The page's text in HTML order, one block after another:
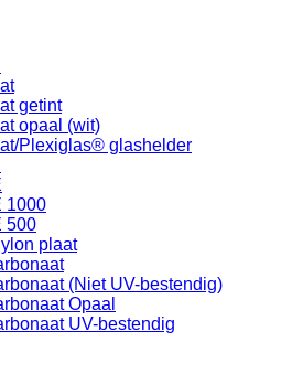
getint
opaal (wit)
Plexiglas® glashelder
1000
500
plaat
(Niet UV-bestendig)
Opaal
UV-bestendig